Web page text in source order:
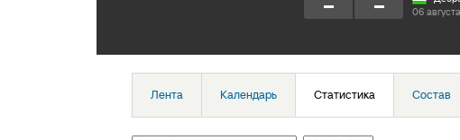
– –
06
Лента Календарь Статистика Состав